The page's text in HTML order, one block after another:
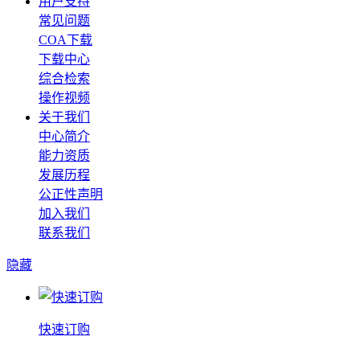
常见问题
COA下载
下载中心
综合检索
操作视频
关于我们
中心简介
能力资质
发展历程
公正性声明
加入我们
联系我们
隐藏
快速订购